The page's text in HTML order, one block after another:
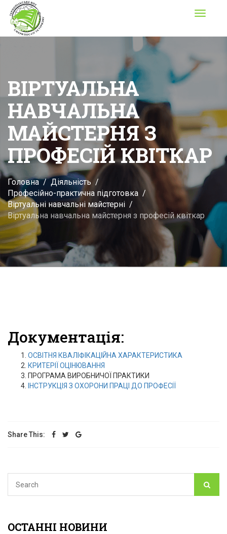
Toggle
ВІРТУАЛЬНА
НАВЧАЛЬНА
МАЙСТЕРНЯ З
ПРОФЕСІЙ КВІТКАР
Головна
Діяльність
Професійно-практична підготовка
Віртуальні навчальні майстерні
Віртуальна навчальна майстерня з професій квіткар
Документація:
ОСВІТНЯ КВАЛІФІКАЦІЙНА ХАРАКТЕРИСТИКА
КРИТЕРІЇ ОЦІНЮВАННЯ
ПРОГРАМА ВИРОБНИЧОЇ ПРАКТИКИ
ІНСТРУКЦІЯ З ОХОРОНИ ПРАЦІ ДО ПРОФЕСІЇ
Share This:
ОСТАННІ НОВИНИ